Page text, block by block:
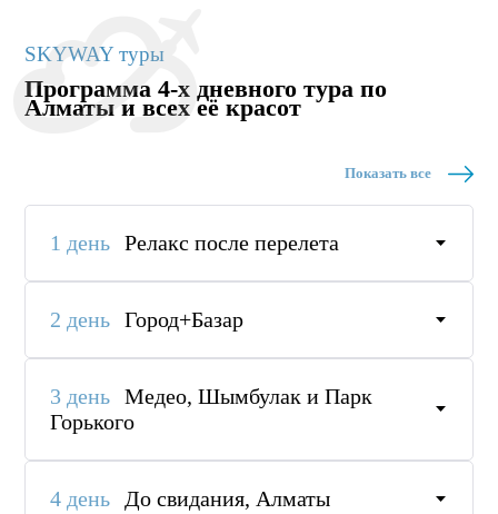
SKYWAY туры
Программа 4-х дневного тура по
Алматы и всех её красот
Показать все
1 день Релакс после перелета
2 день Город+Базар
3 день
Медео, Шымбулак и Парк
Горького
4 день До свидания, Алматы